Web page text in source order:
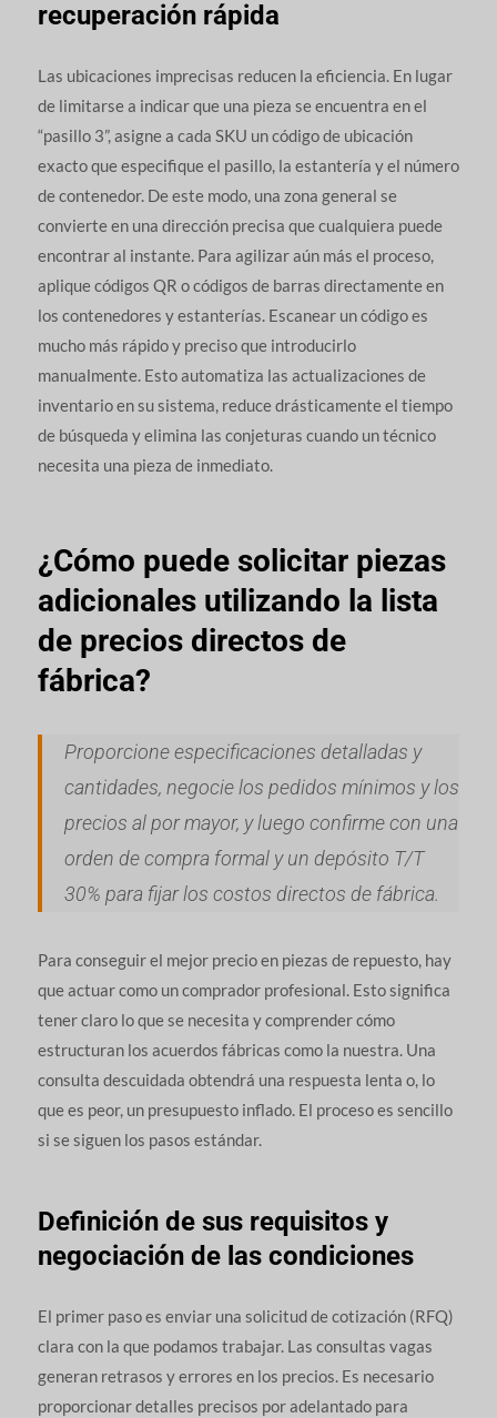
recuperación rápida
Las ubicaciones imprecisas reducen la eficiencia. En lugar
de limitarse a indicar que una pieza se encuentra en el
“pasillo 3”, asigne a cada SKU un código de ubicación
exacto que especifique el pasillo, la estantería y el número
de contenedor. De este modo, una zona general se
convierte en una dirección precisa que cualquiera puede
encontrar al instante. Para agilizar aún más el proceso,
aplique códigos QR o códigos de barras directamente en
los contenedores y estanterías. Escanear un código es
mucho más rápido y preciso que introducirlo
manualmente. Esto automatiza las actualizaciones de
inventario en su sistema, reduce drásticamente el tiempo
de búsqueda y elimina las conjeturas cuando un técnico
necesita una pieza de inmediato.
¿Cómo puede solicitar piezas
adicionales utilizando la lista
de precios directos de
fábrica?
Proporcione especificaciones detalladas y
cantidades, negocie los pedidos mínimos y los
precios al por mayor, y luego confirme con una
orden de compra formal y un depósito T/T
30% para fijar los costos directos de fábrica.
Para conseguir el mejor precio en piezas de repuesto, hay
que actuar como un comprador profesional. Esto significa
tener claro lo que se necesita y comprender cómo
estructuran los acuerdos fábricas como la nuestra. Una
consulta descuidada obtendrá una respuesta lenta o, lo
que es peor, un presupuesto inflado. El proceso es sencillo
si se siguen los pasos estándar.
Definición de sus requisitos y
negociación de las condiciones
El primer paso es enviar una solicitud de cotización (RFQ)
clara con la que podamos trabajar. Las consultas vagas
generan retrasos y errores en los precios. Es necesario
proporcionar detalles precisos por adelantado para